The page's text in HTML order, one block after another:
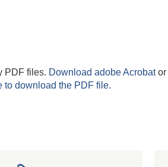
PDF files. Download adobe Acrobator
to download the PDF file.